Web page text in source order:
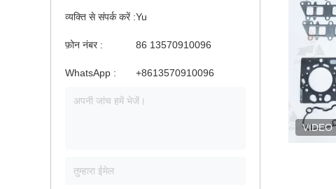
व्यक्ति से संपर्क करें :Yu
फ़ोन नंबर : 86 13570910096
WhatsApp : +8613570910096
VIDEO